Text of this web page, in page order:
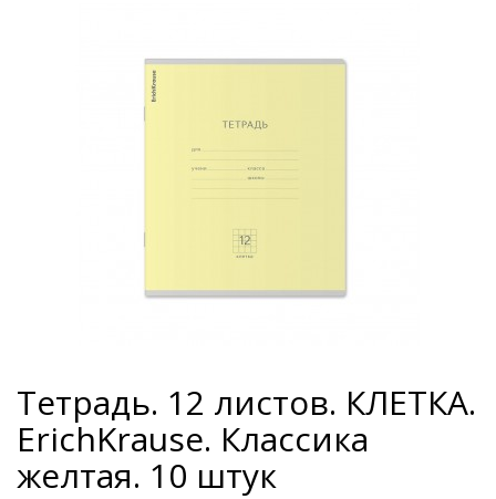
Тетрадь. 12 листов. КЛЕТКА.
ErichKrause. Классика
желтая. 10 штук